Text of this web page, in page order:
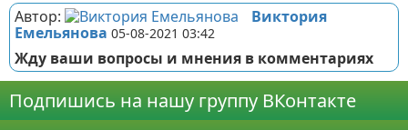
Автор:
Виктория
Емельянова 05-08-2021 03:42
Жду ваши вопросы и мнения в комментариях
Подпишись на нашу группу ВКонтакте